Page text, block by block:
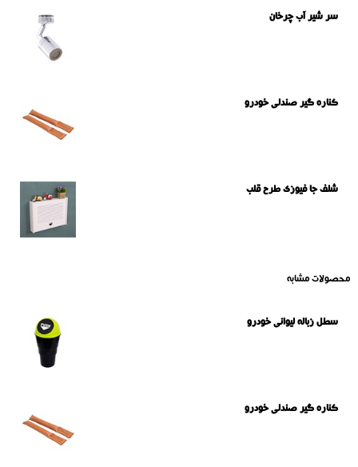
سر شیر آب چرخان
کناره گیر صندلی خودرو
شلف جا فیوزی طرح قلب
محصولات مشابه
سطل زباله لیوانی خودرو
کناره گیر صندلی خودرو